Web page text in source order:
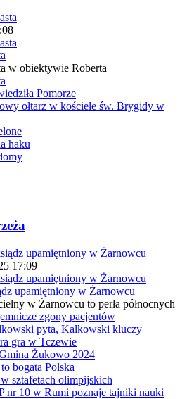
w obiektywie Roberta
Pomorze
ołtarz w kościele św. Brygidy w
haku
17:09
upamiętniony w Żarnowcu
w Żarnowcu to perła północnych
zgony pacjentów
pyta, Kalkowski kluczy
gra w Tczewie
Żukowo 2024
bogata Polska
sztafetach olimpijskich
nr 10 w Rumi poznaje tajniki nauki